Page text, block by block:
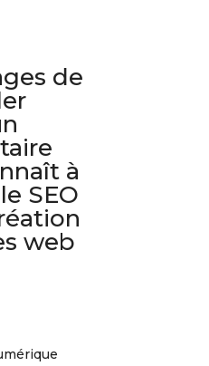
de
à
SEO
web